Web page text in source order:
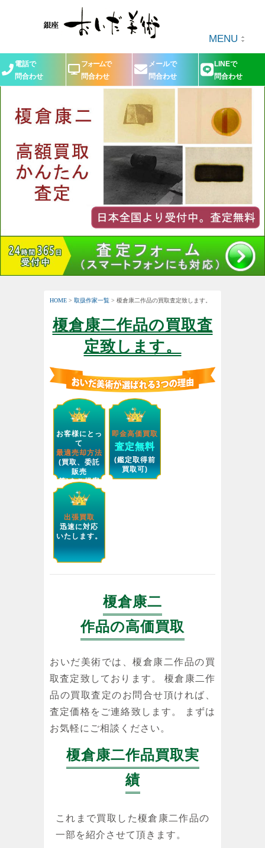
MENU
電話で
問合わせ
フォームで
問合わせ
メールで
問合わせ
LINEで
問合わせ
HOME > 取扱作家一覧 > 榎倉康二作品の買取査定致します。
榎倉康二作品の買取査
定致します。
お客様にとっ
て
最適売却方法
(買取、委託
販売
等)をご提案
します。
即金高価買取
査定無料
(鑑定取得前
買取可)
出張買取
迅速に対応
いたします。
榎倉康二
作品の高価買取
おいだ美術では、榎倉康二作品の買
取査定致しております。 榎倉康二作
品の買取査定のお問合せ頂ければ、
査定価格をご連絡致します。 まずは
お気軽にご相談ください。
榎倉康二作品買取実
績
これまで買取した榎倉康二作品の
一部を紹介させて頂きます。